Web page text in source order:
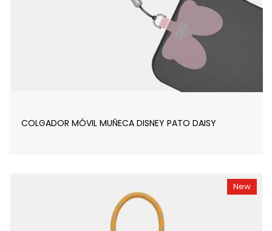
COLGADOR MÓVIL MUÑECA DISNEY PATO DAISY
New